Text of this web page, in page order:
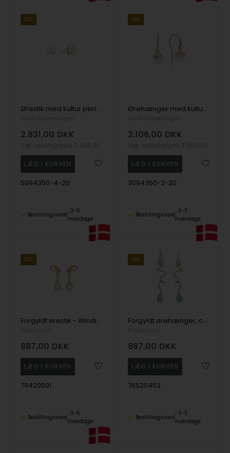
19%
Ørestik med kultur perler 5,5-6 mm, 14 karat
2.831,00 DKK
5094350-4-20
Bestillingsvare
3-5
hverdage
19%
Ørehænger med kultur perler 5,5-6mm klo, 8 karat
2.106,00 DKK
3094350-2-20
Bestillingsvare
3-5
hverdage
19%
Forgyldt ørestik - Winding White
887,00 DKK
79420501
Bestillingsvare
3-5
hverdage
19%
Forgyldt ørehænger, calcedon - Soft line
887,00 DKK
76520453
Bestillingsvare
3-5
hverdage